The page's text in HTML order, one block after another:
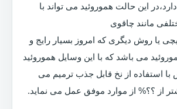
این حالت هموروئید می تواند با
مانند چاقوی
یا روش دیگری که امروز بسیار رایج و
می باشد که با این وسایل هموروئید
استفاده از نخ قابل جذب ترمیم می
از ؟؟% از موارد موفق عمل می نماید.